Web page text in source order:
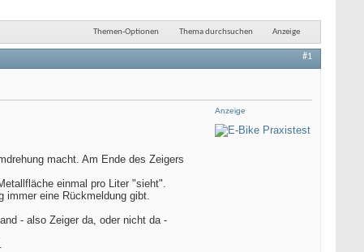
Themen-Optionen Thema durchsuchen Anzeige
#1
Anzeige
macht. Am Ende des Zeigers
einmal pro Liter "sieht".
immer eine Rückmeldung gibt.
- also Zeiger da, oder nicht da -